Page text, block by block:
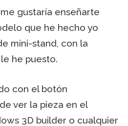
gustaría enseñarte
que he hecho yo
mini-stand, con la
he puesto.
con el botón
ver la pieza en el
3D builder o cualquier